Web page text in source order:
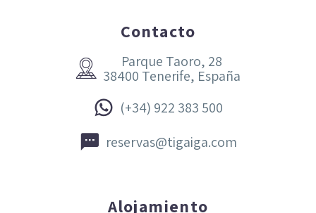
Contacto


Parque Taoro, 28
38400 Tenerife, España

 (+34) 922 383 500

 reservas@tigaiga.com
Alojamiento